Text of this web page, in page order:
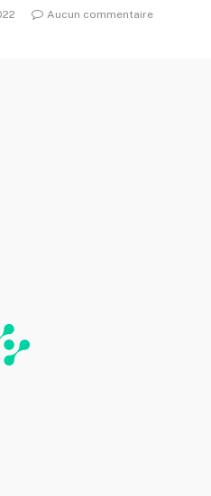
Aucun commentaire